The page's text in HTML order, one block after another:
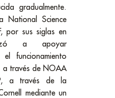
gradualmente.
National Science
por sus siglas en
a apoyar
el funcionamiento
a través de NOAA
a través de la
mediante un